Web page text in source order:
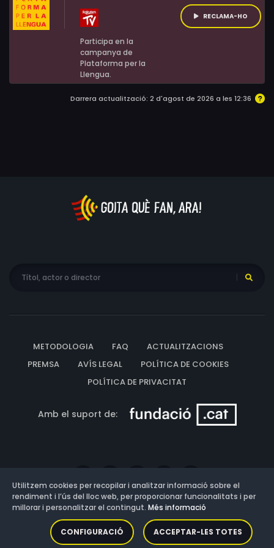
Participa en la
campanya de
Plataforma per la
Llengua.
RECLAMA-HO
Darrera actualització: 2 d'agost de 2026 a les 12:36
METODOLOGIA FAQ
ACTUALITZACIONS
PREMSA
AVÍS LEGAL
POLÍTICA DE COOKIES
POLÍTICA DE PRIVACITAT
Amb el suport de:
Versió: 3.13.0.202607011342
Utilitzem cookies per recopilar i analitzar informació sobre el
rendiment i l’ús del lloc web, per proporcionar funcionalitats i per
millorar i personalitzar el contingut. Més informació
CONFIGURACIÓ ACCEPTAR-LES TOTES